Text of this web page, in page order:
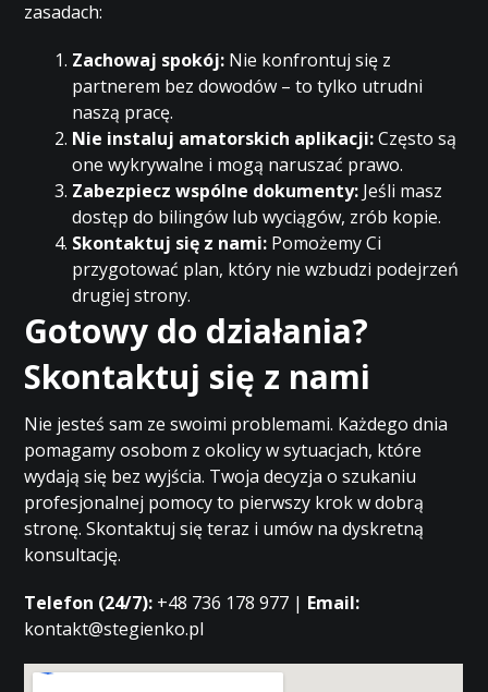
zasadach:
Zachowaj spokój: Nie konfrontuj się z
partnerem bez dowodów – to tylko utrudni
naszą pracę.
Nie instaluj amatorskich aplikacji:Często są
one wykrywalne i mogą naruszać prawo.
Zabezpiecz wspólne dokumenty: Jeśli masz
dostęp do bilingów lub wyciągów, zrób kopie.
Skontaktuj się z nami: Pomożemy Ci
przygotować plan, który nie wzbudzi podejrzeń
drugiej strony.
Gotowy do działania?
Skontaktuj się z nami
Nie jesteś sam ze swoimi problemami. Każdego dnia
pomagamy osobom z okolicy w sytuacjach, które
wydają się bez wyjścia. Twoja decyzja o szukaniu
profesjonalnej pomocy to pierwszy krok w dobrą
stronę. Skontaktuj się teraz i umów na dyskretną
konsultację.
Telefon (24/7): +48 736 178 977 | Email:
kontakt@stegienko.pl